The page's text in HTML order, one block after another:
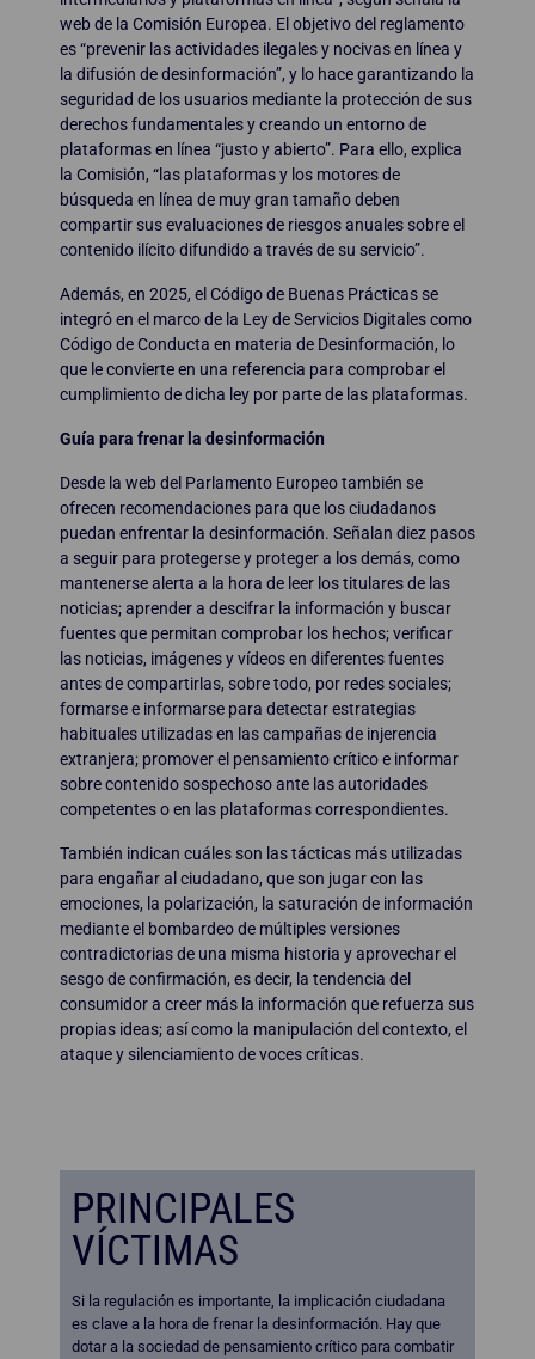
web de la Comisión Europea. El objetivo del reglamento
es “prevenir las actividades ilegales y nocivas en línea y
la difusión de desinformación”, y lo hace garantizando la
seguridad de los usuarios mediante la protección de sus
derechos fundamentales y creando un entorno de
plataformas en línea “justo y abierto”. Para ello, explica
la Comisión, “las plataformas y los motores de
búsqueda en línea de muy gran tamaño deben
compartir sus evaluaciones de riesgos anuales sobre el
contenido ilícito difundido a través de su servicio”.
Además, en 2025, el Código de Buenas Prácticas se
integró en el marco de la Ley de Servicios Digitales como
Código de Conducta en materia de Desinformación, lo
que le convierte en una referencia para comprobar el
cumplimiento de dicha ley por parte de las plataformas.
Guía para frenar la desinformación
Desde la web del Parlamento Europeo también se
ofrecen recomendaciones para que los ciudadanos
puedan enfrentar la desinformación. Señalan diez pasos
a seguir para protegerse y proteger a los demás, como
mantenerse alerta a la hora de leer los titulares de las
noticias; aprender a descifrar la información y buscar
fuentes que permitan comprobar los hechos; verificar
las noticias, imágenes y vídeos en diferentes fuentes
antes de compartirlas, sobre todo, por redes sociales;
formarse e informarse para detectar estrategias
habituales utilizadas en las campañas de injerencia
extranjera; promover el pensamiento crítico e informar
sobre contenido sospechoso ante las autoridades
competentes o en las plataformas correspondientes.
También indican cuáles son las tácticas más utilizadas
para engañar al ciudadano, que son jugar con las
emociones, la polarización, la saturación de información
mediante el bombardeo de múltiples versiones
contradictorias de una misma historia y aprovechar el
sesgo de confirmación, es decir, la tendencia del
consumidor a creer más la información que refuerza sus
propias ideas; así como la manipulación del contexto, el
ataque y silenciamiento de voces críticas.
PRINCIPALES
VÍCTIMAS
Si la regulación es importante, la implicación ciudadana
es clave a la hora de frenar la desinformación. Hay que
dotar a la sociedad de pensamiento crítico para combatir